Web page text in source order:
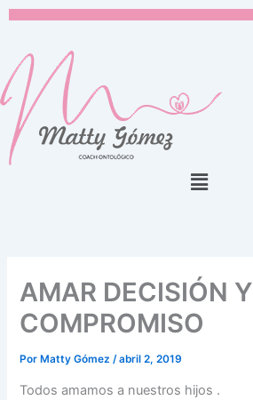
contenido
Menú
AMAR DECISIÓN Y
COMPROMISO
PorMatty Gómez/abril 2, 2019
Todos amamos a nuestros hijos .